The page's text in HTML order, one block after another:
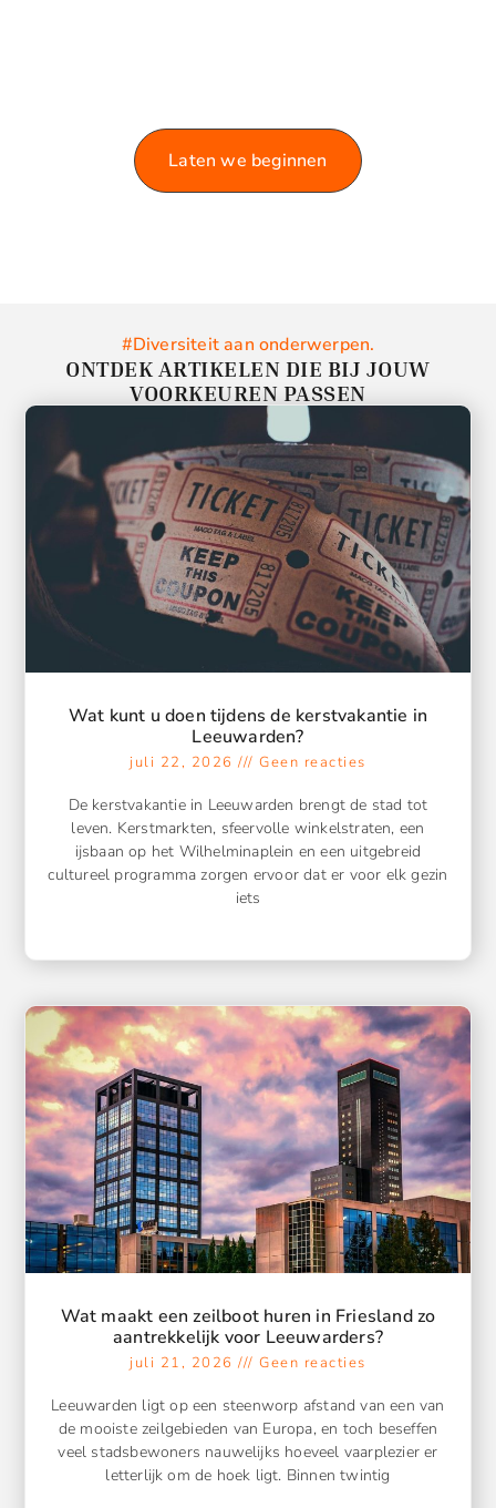
Laten we beginnen
#Diversiteit aan onderwerpen.
ONTDEK ARTIKELEN DIE BIJ JOUW
VOORKEUREN PASSEN
Wat kunt u doen tijdens de kerstvakantie in
Leeuwarden?
juli 22, 2026 Geen reacties
De kerstvakantie in Leeuwarden brengt de stad tot
leven. Kerstmarkten, sfeervolle winkelstraten, een
ijsbaan op het Wilhelminaplein en een uitgebreid
cultureel programma zorgen ervoor dat er voor elk gezin
iets
Wat maakt een zeilboot huren in Friesland zo
aantrekkelijk voor Leeuwarders?
juli 21, 2026 Geen reacties
Leeuwarden ligt op een steenworp afstand van een van
de mooiste zeilgebieden van Europa, en toch beseffen
veel stadsbewoners nauwelijks hoeveel vaarplezier er
letterlijk om de hoek ligt. Binnen twintig